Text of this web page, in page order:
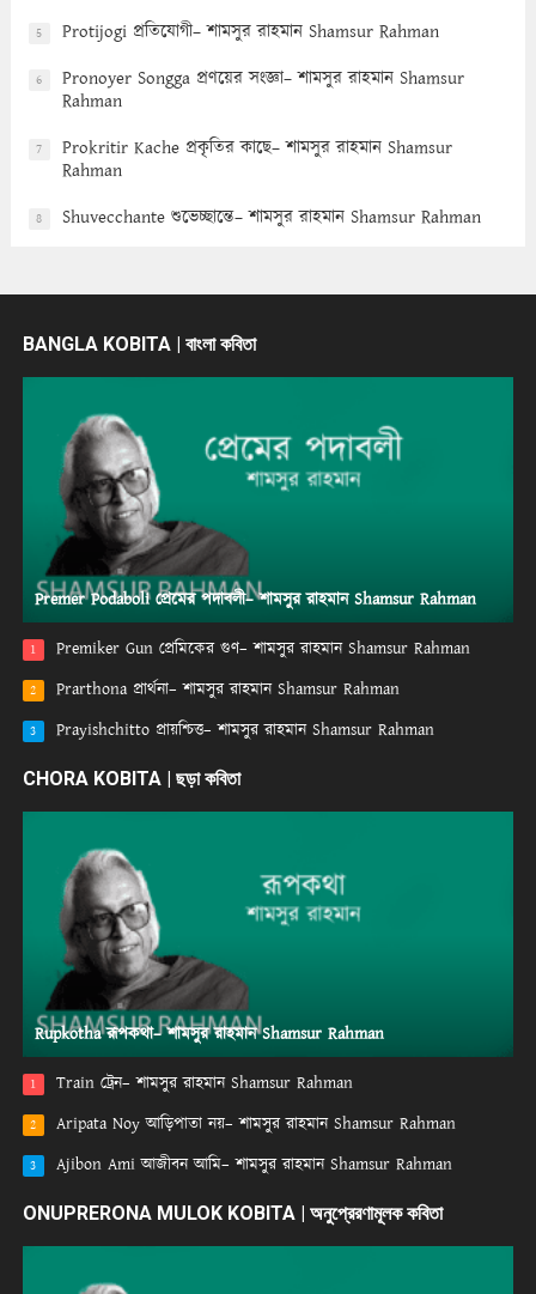
5 Protijogi প্রতিযোগী– শামসুর রাহমান Shamsur Rahman
6
Pronoyer Songga প্রণয়ের সংজ্ঞা– শামসুর রাহমান Shamsur
Rahman
7
Prokritir Kache প্রকৃতির কাছে– শামসুর রাহমান Shamsur
Rahman
8 Shuvecchante শুভেচ্ছান্তে– শামসুর রাহমান Shamsur Rahman
BANGLA KOBITA | বাংলা কবিতা
Premer Podaboli প্রেমের পদাবলী– শামসুর রাহমান Shamsur Rahman
1 Premiker Gun প্রেমিকের গুণ– শামসুর রাহমান Shamsur Rahman
2 Prarthona প্রার্থনা– শামসুর রাহমান Shamsur Rahman
3 Prayishchitto প্রায়শ্চিত্ত– শামসুর রাহমান Shamsur Rahman
CHORA KOBITA | ছড়া কবিতা
Rupkotha রূপকথা– শামসুর রাহমান Shamsur Rahman
1 Train ট্রেন– শামসুর রাহমান Shamsur Rahman
2 Aripata Noy আড়িপাতা নয়– শামসুর রাহমান Shamsur Rahman
3 Ajibon Ami আজীবন আমি– শামসুর রাহমান Shamsur Rahman
ONUPRERONA MULOK KOBITA | অনুপ্রেরণামূলক কবিতা